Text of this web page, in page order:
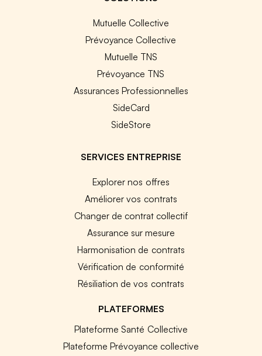
Mutuelle Collective
Prévoyance Collective
Mutuelle TNS
Prévoyance TNS
Assurances Professionnelles
SideCard
SideStore
SERVICES ENTREPRISE
Explorer nos offres
Améliorer vos contrats
Changer de contrat collectif
Assurance sur mesure
Harmonisation de contrats
Vérification de conformité
Résiliation de vos contrats
PLATEFORMES
Plateforme Santé Collective
Plateforme Prévoyance collective